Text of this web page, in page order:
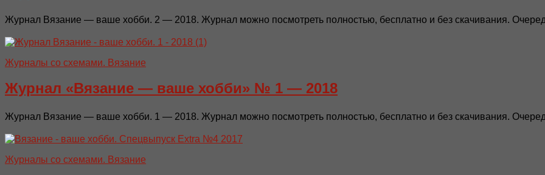
Журнал Вязание — ваше хобби. 2 — 2018. Журнал можно посмотреть полностью, бесплатно и без скачивания.
Журналы со схемами. Вязание
Журнал «Вязание — ваше хобби» № 1 — 2018
Журнал Вязание — ваше хобби. 1 — 2018. Журнал можно посмотреть полностью, бесплатно и без скачивания.
Журналы со схемами. Вязание